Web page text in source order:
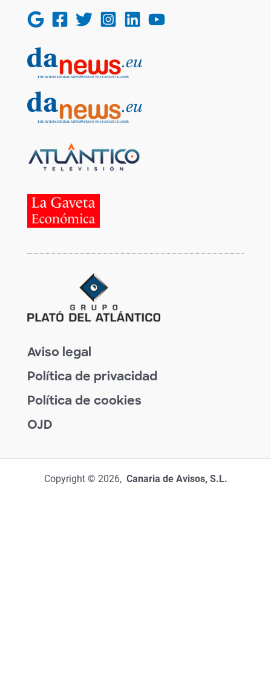
Aviso legal
Política de privacidad
Política de cookies
OJD
Copyright © 2026, Canaria de Avisos, S.L.